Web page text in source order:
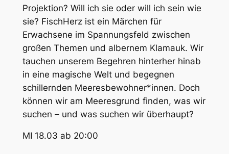
Projektion? Will ich sie oder will ich sein wie
sie? FischHerz ist ein Märchen für
Erwachsene im Spannungsfeld zwischen
großen Themen und albernem Klamauk. Wir
tauchen unserem Begehren hinterher hinab
in eine magische Welt und begegnen
schillernden Meeresbewohner*innen. Doch
können wir am Meeresgrund finden, was wir
suchen – und was suchen wir überhaupt?
MI 18.03 ab 20:00